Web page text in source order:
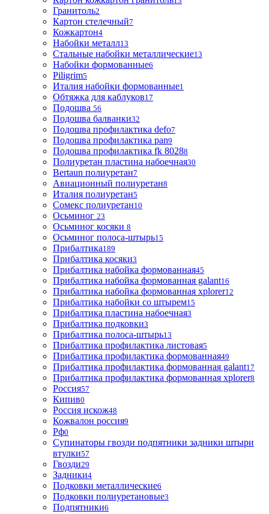
Гранитоль2
Картон стелечный7
Кожкартон4
Набойки металл13
Стальные набойки металлические13
Набойки формованные6
Piligrim5
Италия набойки формованные1
Обтяжка для каблуков17
Подошва 56
Подошва балванки32
Подошва профилактика defo7
Подошва профилактика pan9
Подошва профилактика fk 80288
Полиуретан пластина набоечная30
Bertaun полиуретан7
Авиационный полиуретан8
Италия полиуретан5
Сомекс полиуретан10
Осьминог 23
Осьминог косяки 8
Осьминог полоса-штырь15
Прибалтика189
Прибалтика косяки3
Прибалтика набойка формованная45
Прибалтика набойка формованная galant16
Прибалтика набойка формованная xplorer12
Прибалтика набойки со штырем15
Прибалтика пластина набоечная3
Прибалтика подковки3
Прибалтика полоса-штырь13
Прибалтика профилактика листовая5
Прибалтика профилактика формованная49
Прибалтика профилактика формованная galant17
Прибалтика профилактика формованная xplorer8
Россия57
Кипив0
Россия искож48
Кожвалон россия9
Рф0
Супинаторы гвозди подпятники задники штыри
втулки57
Гвозди29
Задники4
Подковки металлические6
Подковки полиуретановые3
Подпятники6